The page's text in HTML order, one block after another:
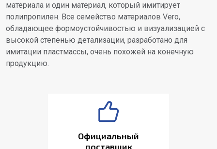
материала и один материал, который имитирует
полипропилен. Все семейство материалов Vero,
обладающее формоустойчивостью и визуализацией с
высокой степенью детализации, разработано для
имитации пластмассы, очень похожей на конечную
продукцию.
Официальный
поставщик